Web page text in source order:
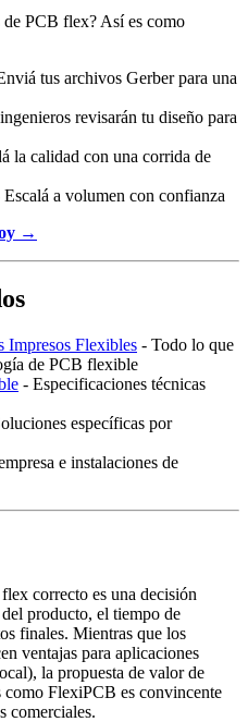
PCB flex? Así es como
tus archivos Gerber para una
revisarán tu diseño para
la calidad con una corrida de
Escalá a volumen con confianza
→
Impresos Flexibles - Todo lo que
de PCB flexible
- Especificaciones técnicas
específicas por
e instalaciones de
correcto es una decisión
producto, el tiempo de
finales. Mientras que los
ventajas para aplicaciones
la propuesta de valor de
como FlexiPCB es convincente
comerciales.